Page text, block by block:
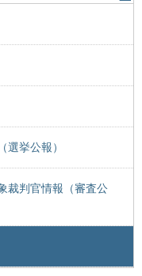
挙公報）
裁判官情報（審査公